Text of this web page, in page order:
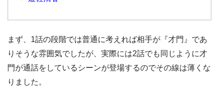
まず、1話の段階では普通に考えれば相手が『才門』であ
りそうな雰囲気でしたが、実際には2話でも同じように才
門が通話をしているシーンが登場するのでその線は薄くな
りました。